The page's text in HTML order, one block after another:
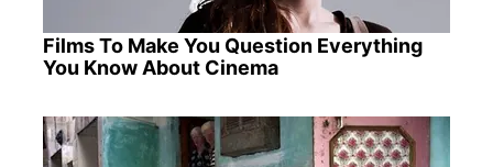
Films To Make You Question Everything
You Know About Cinema